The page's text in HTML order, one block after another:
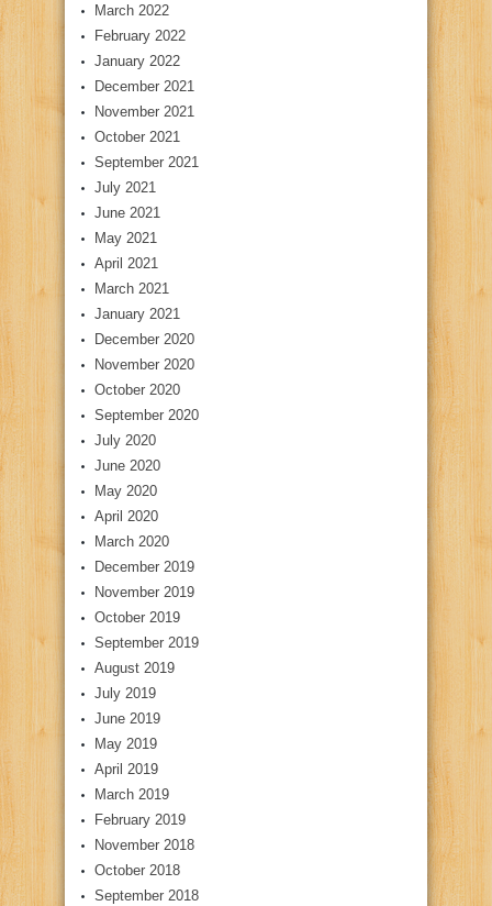
March 2022
February 2022
January 2022
December 2021
November 2021
October 2021
September 2021
July 2021
June 2021
May 2021
April 2021
March 2021
January 2021
December 2020
November 2020
October 2020
September 2020
July 2020
June 2020
May 2020
April 2020
March 2020
December 2019
November 2019
October 2019
September 2019
August 2019
July 2019
June 2019
May 2019
April 2019
March 2019
February 2019
November 2018
October 2018
September 2018